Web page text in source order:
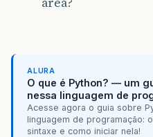
ALURA
O que é Python? — um
nessa linguagem de
Acesse agora o guia sobre
linguagem de programação:
sintaxe e como iniciar nela!